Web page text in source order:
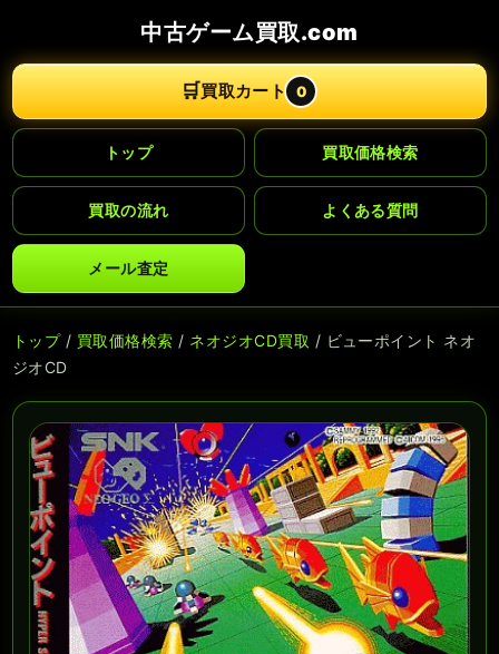
中古ゲーム買取.com
🛒買取カート 0
トップ 買取価格検索
買取の流れ よくある質問
メール査定
トップ/ 買取価格検索 / ネオジオCD買取 / ビューポイント ネオ
ジオCD